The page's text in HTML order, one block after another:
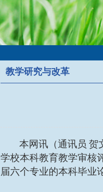
教学研究与改革
本网讯（通讯员 贺
学校本科教育教学审核
届六个专业的本科毕业